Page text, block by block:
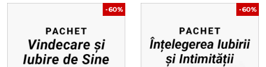
-60% -60%